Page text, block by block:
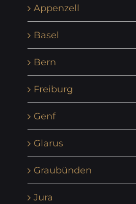
Appenzell
Basel
Bern
Freiburg
Genf
Glarus
Graubünden
Jura